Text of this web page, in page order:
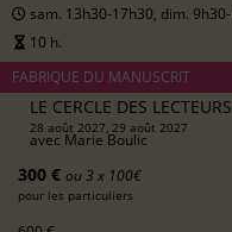
sam. 13h30-17h30, dim.
10 h.
FABRIQUE DU MANUSCRIT
LE CERCLE DES
28 août 2027, 29 août 2027
avec Marie Boulic
300 € ou 3 x 100€
pour les particuliers